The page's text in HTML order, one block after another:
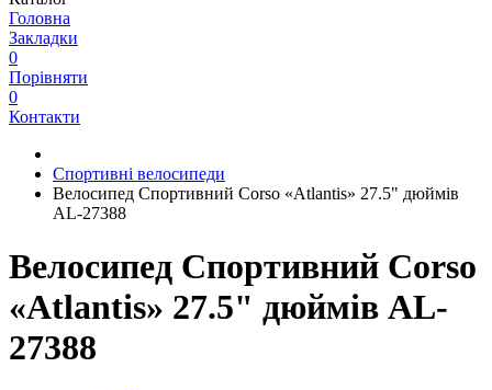
Головна
Закладки
0
Порівняти
0
Контакти
Спортивні велосипеди
Велосипед Спортивний Corso «Atlantis» 27.5" дюймів
AL-27388
Велосипед Спортивний Corso
«Atlantis» 27.5" дюймів AL-
27388